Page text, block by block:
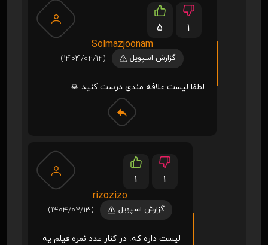
5
1
Solmazjoonam
گزارش اسپویل (1404/02/12)
لطفا لیست علافه مندی درست کنید 🙏
1
1
rizozizo
گزارش اسپویل (1404/02/13)
لیست داره که. در کنار عدد نمره فیلم یه